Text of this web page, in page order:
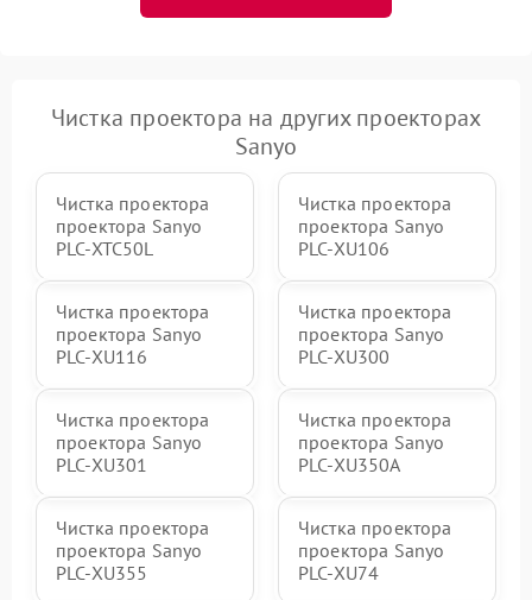
Чистка проектора на других проекторах
Sanyo
Чистка проектора
проектора Sanyo
PLC-XTC50L
Чистка проектора
проектора Sanyo
PLC-XU106
Чистка проектора
проектора Sanyo
PLC-XU116
Чистка проектора
проектора Sanyo
PLC-XU300
Чистка проектора
проектора Sanyo
PLC-XU301
Чистка проектора
проектора Sanyo
PLC-XU350A
Чистка проектора
проектора Sanyo
PLC-XU355
Чистка проектора
проектора Sanyo
PLC-XU74